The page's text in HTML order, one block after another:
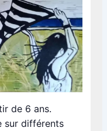
de 6 ans.
sur différents